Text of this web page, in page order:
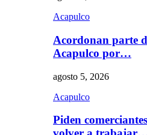
Acapulco
Acordonan parte
Acapulco por…
agosto 5, 2026
Acapulco
Piden